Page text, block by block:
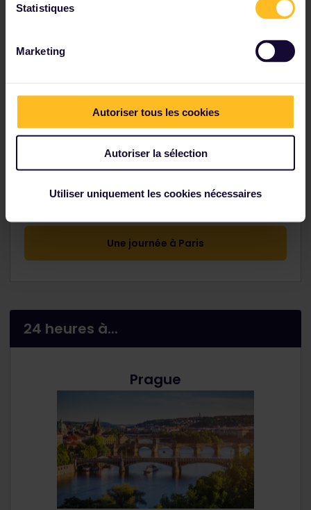
Statistiques
Marketing
Autoriser tous les cookies
Autoriser la sélection
Utiliser uniquement les cookies nécessaires
Profitez pleinement de la ville lumière.
Une journée à Paris
24 heures à...
Prague